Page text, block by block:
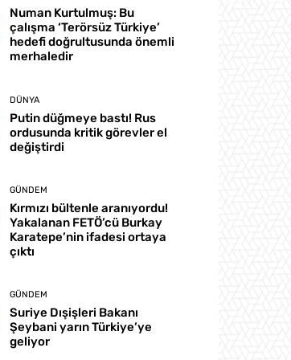
Numan Kurtulmuş: Bu
çalışma ‘Terörsüz Türkiye’
hedefi doğrultusunda önemli
merhaledir
DÜNYA
Putin düğmeye bastı! Rus
ordusunda kritik görevler el
değiştirdi
GÜNDEM
Kırmızı bültenle aranıyordu!
Yakalanan FETÖ’cü Burkay
Karatepe’nin ifadesi ortaya
çıktı
GÜNDEM
Suriye Dışişleri Bakanı
Şeybani yarın Türkiye’ye
geliyor